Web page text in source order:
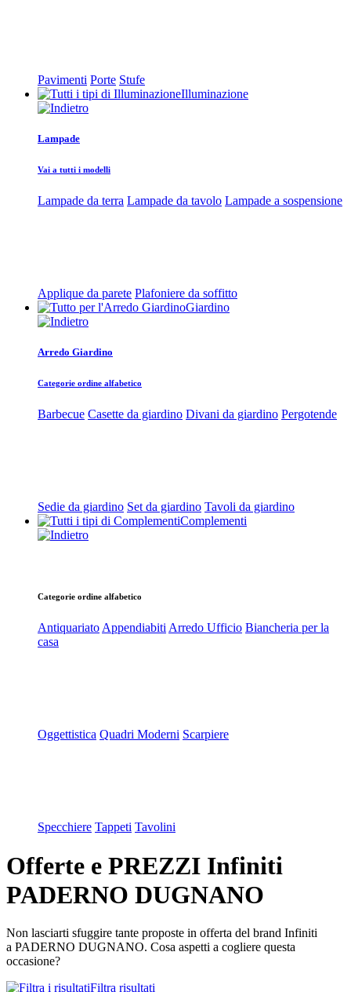
Pavimenti Porte Stufe
Illuminazione
Lampade
Vai a tutti i modelli
Lampade da terra Lampade da tavolo Lampade a sospensione
Applique da parete Plafoniere da soffitto
Giardino
Arredo Giardino
Categorie ordine alfabetico
Barbecue Casette da giardino Divani da giardino Pergotende
Sedie da giardino Set da giardino Tavoli da giardino
Complementi
Categorie ordine alfabetico
Antiquariato Appendiabiti Arredo Ufficio Biancheria per la
casa
Oggettistica Quadri Moderni Scarpiere
Specchiere Tappeti Tavolini
Offerte e PREZZI Infiniti
PADERNO DUGNANO
Non lasciarti sfuggire tante proposte in offerta del brand Infiniti
a PADERNO DUGNANO. Cosa aspetti a cogliere questa
occasione?
Filtra risultati